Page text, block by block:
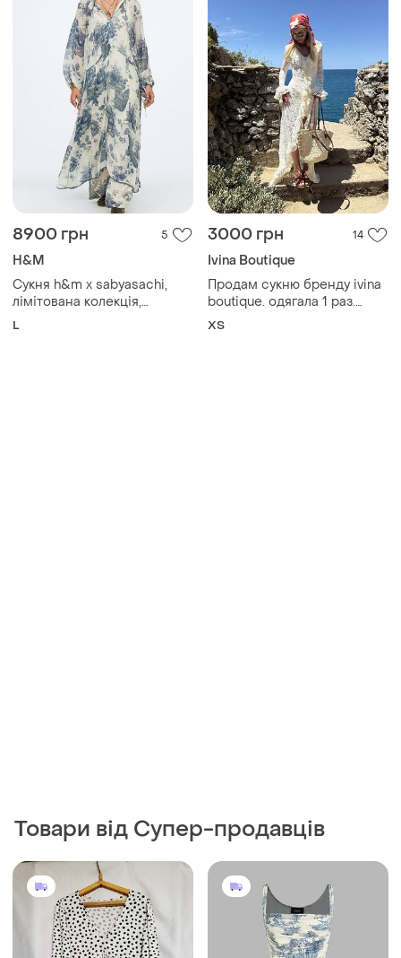
8900 грн 5
H&M
Сукня h&m x sabyasachi,
лімітована колекція,
рідкісна модель
L
3000 грн 14
Ivina Boutique
Продам сукню бренду ivina
boutique. одягала 1 раз.
розмір хс. ціна 3000 грн
ХS
Товари від Супер-продавців